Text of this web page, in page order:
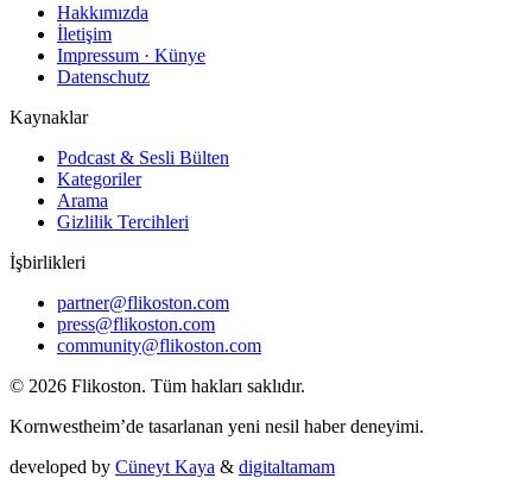
Hakkımızda
İletişim
Impressum · Künye
Datenschutz
Kaynaklar
Podcast & Sesli Bülten
Kategoriler
Arama
Gizlilik Tercihleri
İşbirlikleri
partner@flikoston.com
press@flikoston.com
community@flikoston.com
© 2026 Flikoston. Tüm hakları saklıdır.
Kornwestheim’de tasarlanan yeni nesil haber deneyimi.
developed by Cüneyt Kaya & digitaltamam